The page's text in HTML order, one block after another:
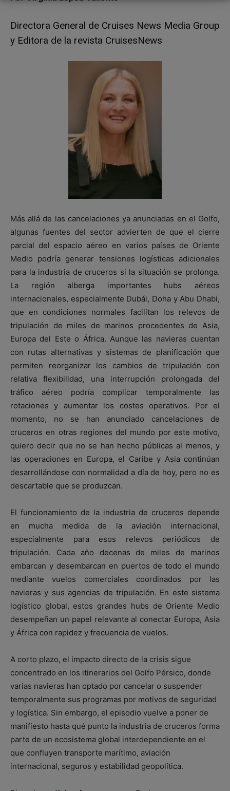
Directora General de Cruises News Media Group
y Editora de la revista CruisesNews
Más allá de las cancelaciones ya anunciadas en el Golfo,
algunas fuentes del sector advierten de que el cierre
parcial del espacio aéreo en varios países de Oriente
Medio podría generar tensiones logísticas adicionales
para la industria de cruceros si la situación se prolonga.
La región alberga importantes hubs aéreos
internacionales, especialmente Dubái, Doha y Abu Dhabi,
que en condiciones normales facilitan los relevos de
tripulación de miles de marinos procedentes de Asia,
Europa del Este o África. Aunque las navieras cuentan
con rutas alternativas y sistemas de planificación que
permiten reorganizar los cambios de tripulación con
relativa flexibilidad, una interrupción prolongada del
tráfico aéreo podría complicar temporalmente las
rotaciones y aumentar los costes operativos. Por el
momento, no se han anunciado cancelaciones de
cruceros en otras regiones del mundo por este motivo,
quiero decir que no se han hecho públicas al menos, y
las operaciones en Europa, el Caribe y Asia continúan
desarrollándose con normalidad a día de hoy, pero no es
descartable que se produzcan.
El funcionamiento de la industria de cruceros depende
en mucha medida de la aviación internacional,
especialmente para esos relevos periódicos de
tripulación. Cada año decenas de miles de marinos
embarcan y desembarcan en puertos de todo el mundo
mediante vuelos comerciales coordinados por las
navieras y sus agencias de tripulación. En este sistema
logístico global, estos grandes hubs de Oriente Medio
desempeñan un papel relevante al conectar Europa, Asia
y África con rapidez y frecuencia de vuelos.
A corto plazo, el impacto directo de la crisis sigue
concentrado en los itinerarios del Golfo Pérsico, donde
varias navieras han optado por cancelar o suspender
temporalmente sus programas por motivos de seguridad
y logística. Sin embargo, el episodio vuelve a poner de
manifiesto hasta qué punto la industria de cruceros forma
parte de un ecosistema global interdependiente en el
que confluyen transporte marítimo, aviación
internacional, seguros y estabilidad geopolítica.